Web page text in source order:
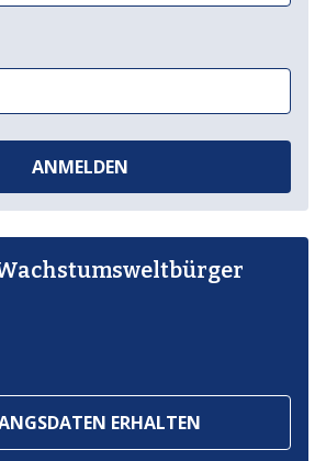
ANMELDEN
ERHALTEN